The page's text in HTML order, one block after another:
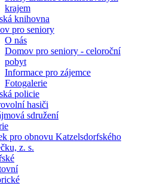
krajem
knihovna
pro seniory
O nás
Domov pro seniory - celoroční
pobyt
Informace pro zájemce
Fotogalerie
policie
hasiči
sdružení
pro obnovu Katzelsdorfského
z. s.